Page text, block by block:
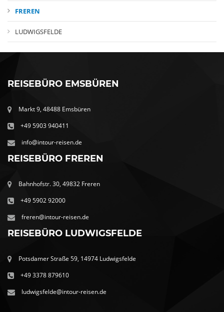
FREREN
LUDWIGSFELDE
REISEBÜRO EMSBÜREN
Markt 9, 48488 Emsbüren
+49 5903 940411
info@intour-reisen.de
REISEBÜRO FREREN
Bahnhofstr. 30, 49832 Freren
+49 5902 92000
freren@intour-reisen.de
REISEBÜRO LUDWIGSFELDE
Potsdamer Straße 59, 14974 Ludwigsfelde
+49 3378 879610
ludwigsfelde@intour-reisen.de